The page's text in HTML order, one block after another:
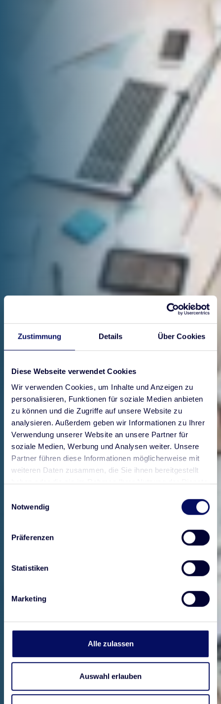
Zustimmung Details Über Cookies
Diese Webseite verwendet Cookies
Wir verwenden Cookies, um Inhalte und Anzeigen zu
personalisieren, Funktionen für soziale Medien anbieten
zu können und die Zugriffe auf unsere Website zu
analysieren. Außerdem geben wir Informationen zu Ihrer
Verwendung unserer Website an unsere Partner für
soziale Medien, Werbung und Analysen weiter. Unsere
Partner führen diese Informationen möglicherweise mit
weiteren Daten zusammen, die Sie ihnen bereitgestellt
haben oder die sie im Rahmen Ihrer Nutzung der Dienste
Notwendig
Präferenzen
Statistiken
Marketing
Alle zulassen
Auswahl erlauben